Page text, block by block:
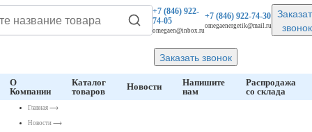
+7 (846)922-
74-05
omegaen@inbox.ru
+7 (846)922-74-30
omegaenergetik@mail.ru
звонок
Заказать звонок
О
Компании
Каталог
товаров
Новости
Напишите
нам
Распродажа
со склада
Главная ⟶
Новости ⟶